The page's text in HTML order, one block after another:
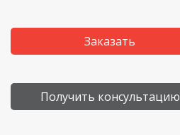
Заказать
Получить консультацию